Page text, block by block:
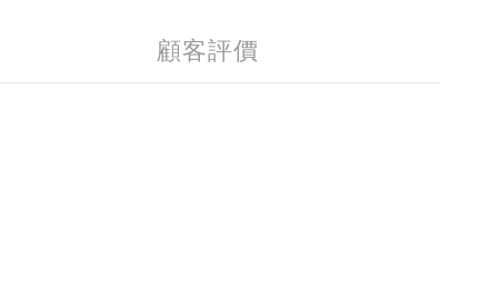
顧客評價